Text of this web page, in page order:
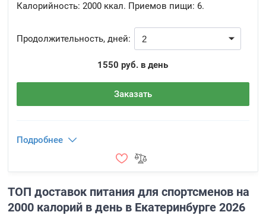
Калорийность: 2000 ккал. Приемов пищи: 6.
Продолжительность, дней:
1550 руб. в день
Заказать
Подробнее
ТОП доставок питания для спортсменов на
2000 калорий в день в Екатеринбурге 2026